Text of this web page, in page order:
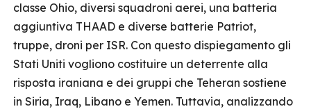
classe Ohio, diversi squadroni aerei, una batteria
aggiuntiva THAAD e diverse batterie Patriot,
truppe, droni per ISR. Con questo dispiegamento gli
Stati Uniti vogliono costituire un deterrente alla
risposta iraniana e dei gruppi che Teheran sostiene
in Siria, Iraq, Libano e Yemen. Tuttavia, analizzando